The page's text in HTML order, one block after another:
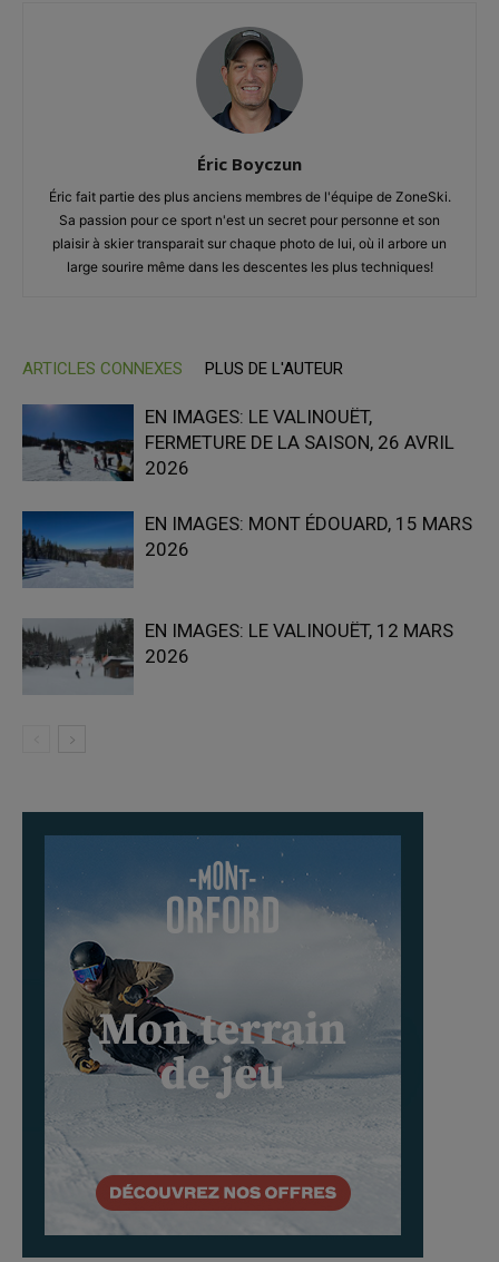
Éric Boyczun
Éric fait partie des plus anciens membres de l'équipe de ZoneSki.
Sa passion pour ce sport n'est un secret pour personne et son
plaisir à skier transparait sur chaque photo de lui, où il arbore un
large sourire même dans les descentes les plus techniques!
ARTICLES CONNEXES PLUS DE L'AUTEUR
EN IMAGES: LE VALINOUËT,
FERMETURE DE LA SAISON, 26 AVRIL
2026
EN IMAGES: MONT ÉDOUARD, 15 MARS
2026
EN IMAGES: LE VALINOUËT, 12 MARS
2026